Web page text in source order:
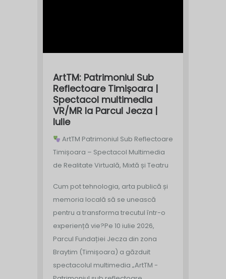
ArtTM: Patrimoniul Sub
Reflectoare Timișoara |
Spectacol multimedia
VR/MR la Parcul Jecza |
Iulie
ArtTM Patrimoniul Sub Reflectoare
Timișoara – Spectacol Multimedia
de Realitate Virtuală, Mixtă și Teatru
Cum pot tehnologia, arta publică și
memoria locală să se unească
pentru a transforma trecutul într-o
experiență vie?Pe 10 iulie 2026,
Parcul Fundației Jecza din zona
Braytim (Timișoara) a găzduit
spectacolul multimedia „ArtTM -